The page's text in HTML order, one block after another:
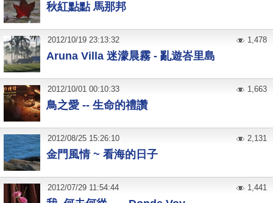
秋紅點點 馬那邦
Aruna Villa 迷濛晨霧 - 亂遊峇里島
2012/10/19 23:13:32 1,478
鳥之愛 -- 生命的禮讚
2012/10/01 00:10:33 1,663
金門風情 ~ 看海的日子
2012/08/25 15:26:10 2,131
2012/07/29 11:54:44 1,441